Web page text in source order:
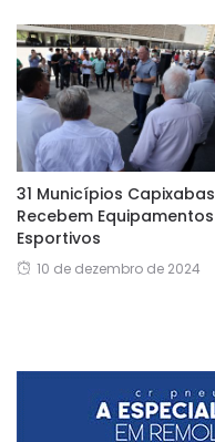
31 Municípios Capixabas
Recebem Equipamentos
Esportivos
10 de dezembro de 2024